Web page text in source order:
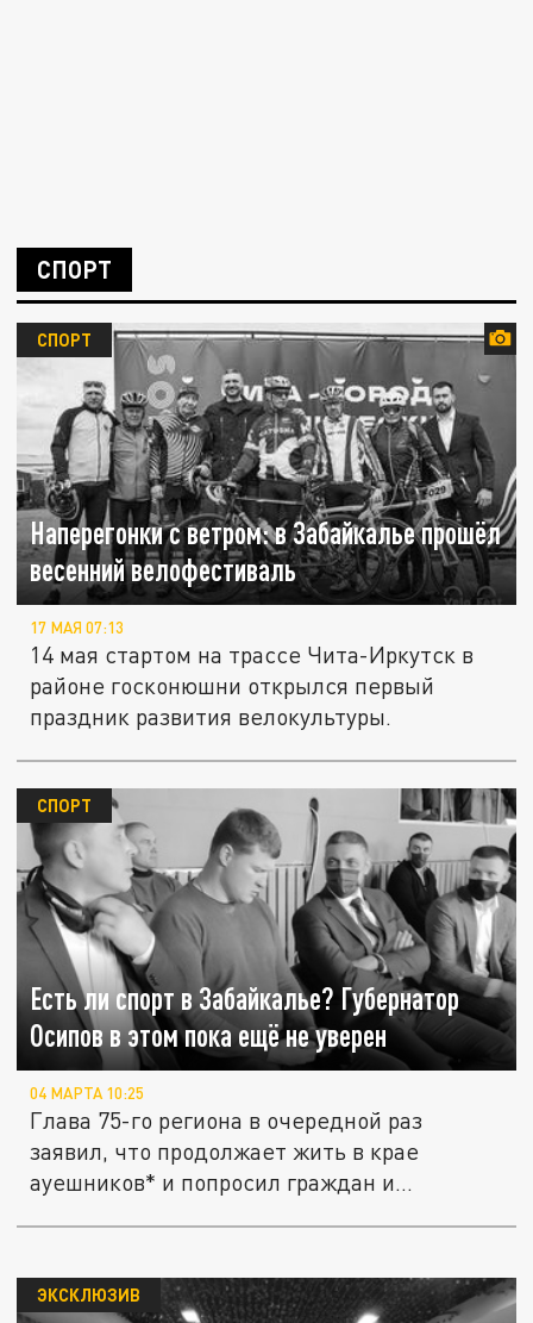
СПОРТ
Наперегонки с ветром: в Забайкалье прошёл
весенний велофестиваль
СПОРТ
17 МАЯ 07:13
14 мая стартом на трассе Чита-Иркутск в
районе госконюшни открылся первый
праздник развития велокультуры.
Есть ли спорт в Забайкалье? Губернатор
Осипов в этом пока ещё не уверен
СПОРТ
04 МАРТА 10:25
Глава 75-го региона в очередной раз
заявил, что продолжает жить в крае
ауешников* и попросил граждан и
ЭКСКЛЮЗИВ